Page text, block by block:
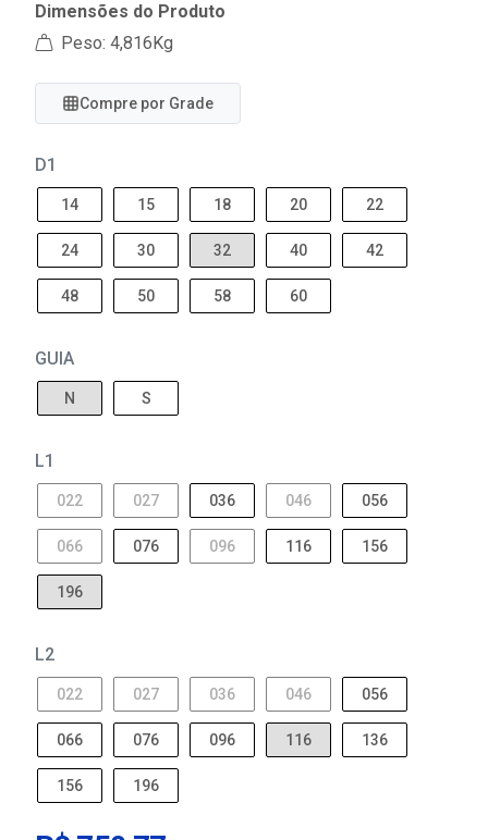
Dimensões do Produto
Peso: 4,816Kg
Compre por Grade
D1
14 15 18 20 22
24 30 32 40 42
48 50 58 60
GUIA
N S
L1
022 027 036 046 056
066 076 096 116 156
196
L2
022 027 036 046 056
066 076 096 116 136
156 196